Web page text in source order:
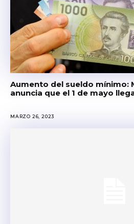
Aumento del sueldo mínimo:
anuncia que el 1 de mayo
MARZO 26, 2023